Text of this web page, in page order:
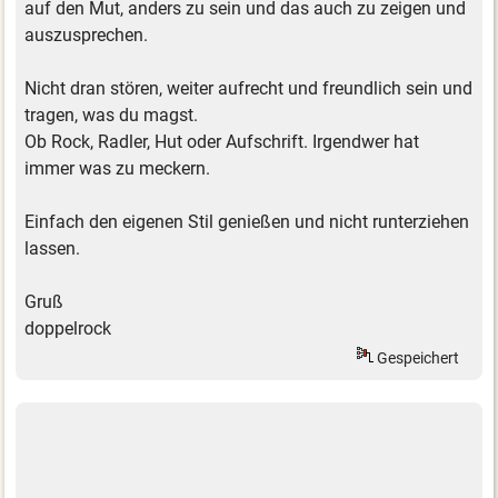
auf den Mut, anders zu sein und das auch zu zeigen und
auszusprechen.
Nicht dran stören, weiter aufrecht und freundlich sein und
tragen, was du magst.
Ob Rock, Radler, Hut oder Aufschrift. Irgendwer hat
immer was zu meckern.
Einfach den eigenen Stil genießen und nicht runterziehen
lassen.
Gruß
doppelrock
Gespeichert